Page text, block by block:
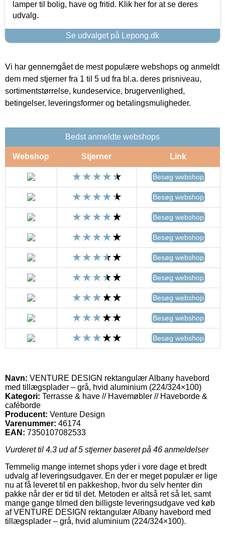
lamper til bolig, have og fritid. Klik her for at se deres
udvalg.
Se udvalget på Lepong.dk
Vi har gennemgået de mest populære webshops og anmeldt
dem med stjerner fra 1 til 5 ud fra bl.a. deres prisniveau,
sortimentstørrelse, kundeservice, brugervenlighed,
betingelser, leveringsformer og betalingsmuligheder.
Bedst anmeldte webshops
Webshop Stjerner Link
Besøg webshop
Besøg webshop
Besøg webshop
Besøg webshop
Besøg webshop
Besøg webshop
Besøg webshop
Besøg webshop
Besøg webshop
Navn: VENTURE DESIGN rektangulær Albany havebord
med tillægsplader – grå, hvid aluminium (224/324×100)
Kategori: Terrasse & have // Havemøbler // Haveborde &
caféborde
Producent: Venture Design
Varenummer: 46174
EAN: 7350107082533
Vurderet til 4.3 ud af 5 stjerner baseret på 46 anmeldelser
Temmelig mange internet shops yder i vore dage et bredt
udvalg af leveringsudgaver. En der er meget populær er lige
nu at få leveret til en pakkeshop, hvor du selv henter din
pakke når der er tid til det. Metoden er altså ret så let, samt
mange gange tilmed den billigste leveringsudgave ved køb
af VENTURE DESIGN rektangulær Albany havebord med
tillægsplader – grå, hvid aluminium (224/324×100).